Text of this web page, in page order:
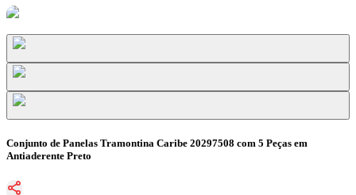
Conjunto de Panelas Tramontina Caribe 20297508 com 5 Peças em
Antiaderente Preto